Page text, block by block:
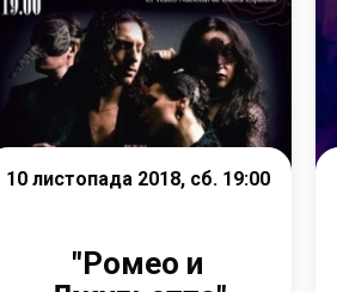
10 листопада 2018, сб. 19:00
"Ромео и